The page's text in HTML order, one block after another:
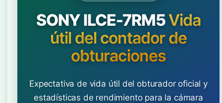
SONY ILCE-7RM5Vida
útil del contador de
obturaciones
Expectativa de vida útil del obturador oficial y
estadísticas de rendimiento para la cámara